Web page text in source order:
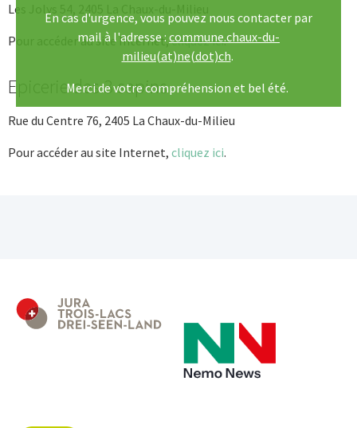
En cas d'urgence, vous pouvez nous contacter par
mail à l'adresse : commune.chaux-du-
milieu(at)ne(dot)ch.
Merci de votre compréhension et bel été.
Les Jolys 54, 2405 La Chaux-du-Milieu
Pour accéder au site Internet,cliquez ici.
Epicerie des 3 sapins
Rue du Centre 76, 2405 La Chaux-du-Milieu
Pour accéder au site Internet, cliquez ici.